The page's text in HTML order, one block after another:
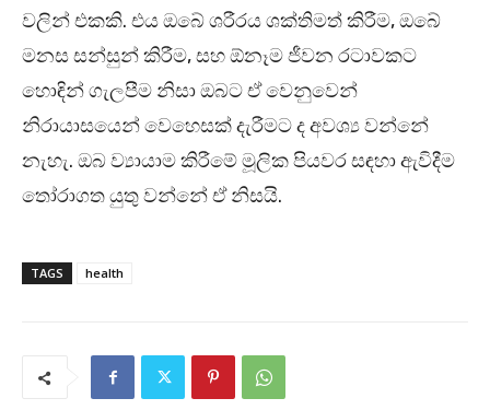
වලින් එකකි. එය ඔබේ ශරීරය ශක්තිමත් කිරීම, ඔබේ
මනස සන්සුන් කිරීම, සහ ඕනෑම ජීවන රටාවකට
හොඳින් ගැලපීම නිසා ඔබට ඒ වෙනුවෙන්
නිරායාසයෙන් වෙහෙසක් දැරීමට ද අවශ්‍ය වන්නේ
නැහැ. ඔබ ව්‍යායාම කිරීමේ මූලික පියවර සඳහා ඇවිදීම
තෝරාගත යුතු වන්නේ ඒ නිසයි.
TAGS health